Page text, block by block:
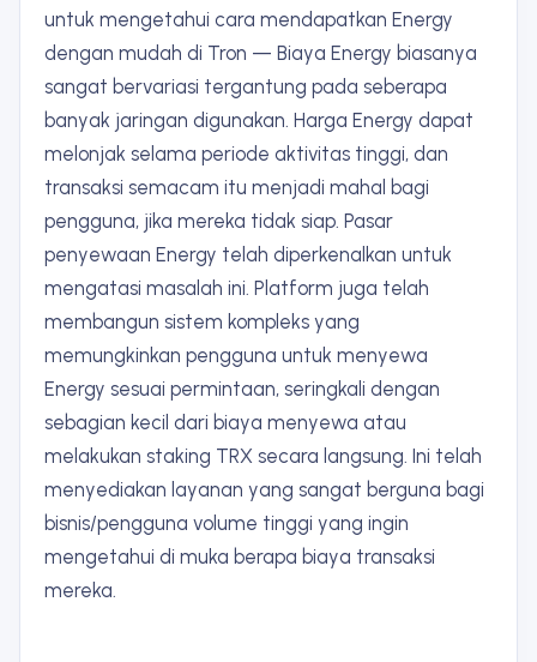
untuk mengetahui cara mendapatkan Energy
dengan mudah di Tron — Biaya Energy biasanya
sangat bervariasi tergantung pada seberapa
banyak jaringan digunakan. Harga Energy dapat
melonjak selama periode aktivitas tinggi, dan
transaksi semacam itu menjadi mahal bagi
pengguna, jika mereka tidak siap. Pasar
penyewaan Energy telah diperkenalkan untuk
mengatasi masalah ini. Platform juga telah
membangun sistem kompleks yang
memungkinkan pengguna untuk menyewa
Energy sesuai permintaan, seringkali dengan
sebagian kecil dari biaya menyewa atau
melakukan staking TRX secara langsung. Ini telah
menyediakan layanan yang sangat berguna bagi
bisnis/pengguna volume tinggi yang ingin
mengetahui di muka berapa biaya transaksi
mereka.